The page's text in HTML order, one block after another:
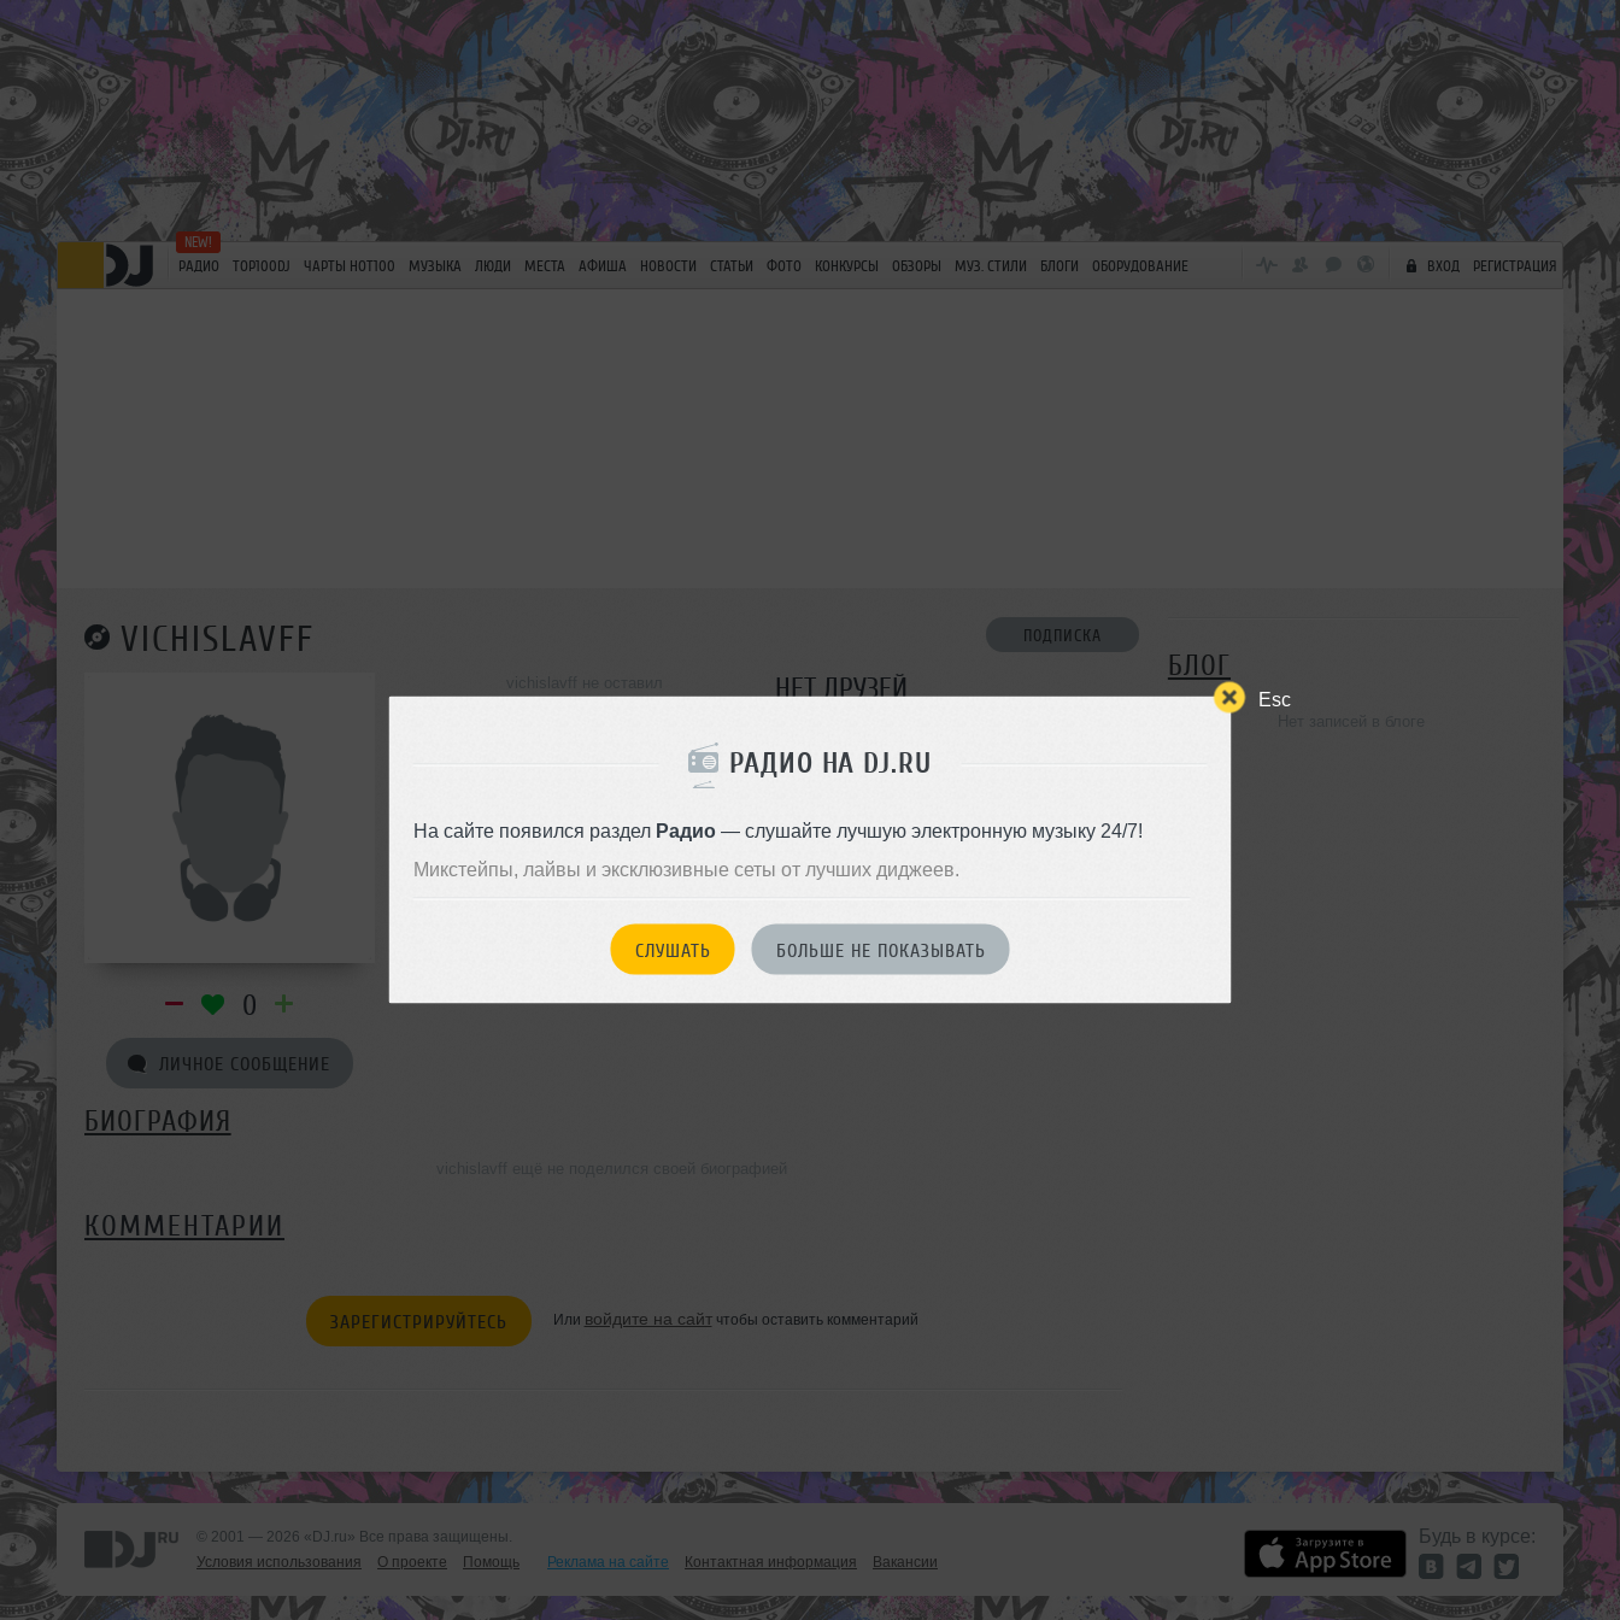
Esc
РАДИО НА DJ.RU
На сайте появился раздел Радио— слушайте лучшую электронную музыку 24/7!
Микстейпы, лайвы и эксклюзивные сеты от лучших диджеев.
СЛУШАТЬ БОЛЬШЕ НЕ ПОКАЗЫВАТЬ
РАДИО TOP100DJ ЧАРТЫ HOT100 МУЗЫКА ЛЮДИ МЕСТА АФИША НОВОСТИ СТАТЬИ ФОТО КОНКУРСЫ ОБЗОРЫ МУЗ. СТИЛИ БЛОГИ ОБОРУДОВАНИЕ ВХОД РЕГИСТРАЦИЯ
VICHISLAVFF ПОДПИСКА
0
ЛИЧНОЕ СООБЩЕНИЕ
НЕТ ДРУЗЕЙ
БИОГРАФИЯ
КОММЕНТАРИИ
ЗАРЕГИСТРИРУЙТЕСЬ Или войдите на сайтчтобы оставить комментарий
БЛОГ
© 2001 — 2026 «DJ.ru» Все права защищены.
Условия использования
О проекте Помощь Реклама на сайте Контактная информация Вакансии
Будь в курсе: